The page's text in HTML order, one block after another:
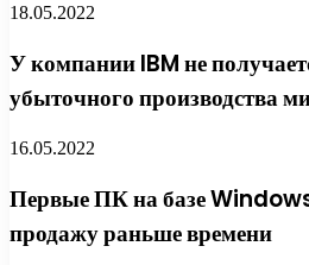
18.05.2022
У компании IBM не
убыточного производства
16.05.2022
Первые ПК на базе
продажу раньше времени